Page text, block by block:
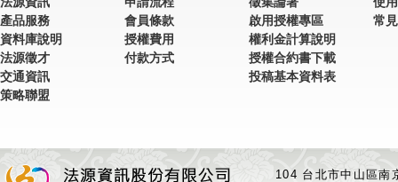
產品服務
資料庫說明
法源徵才
交通資訊
策略聯盟
會員條款
授權費用
付款方式
啟用授權專區
權利金計算說明
授權合約書下載
投稿基本資料表
常
104 台北市中山區